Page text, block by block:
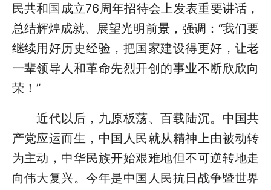
民共和国成立76周年招待会上发表重要讲话，
总结辉煌成就、展望光明前景，强调：“我们要
继续用好历史经验，把国家建设得更好，让老
一辈领导人和革命先烈开创的事业不断欣欣向
荣！”
近代以后，九原板荡、百载陆沉。中国共
产党应运而生，中国人民就从精神上由被动转
为主动，中华民族开始艰难地但不可逆转地走
向伟大复兴。今年是中国人民抗日战争暨世界